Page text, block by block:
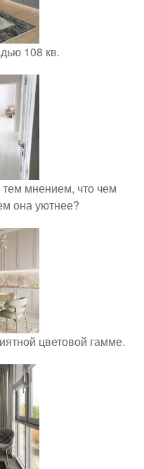
108 кв.
мнением, что чем
она уютнее?
цветовой гамме.